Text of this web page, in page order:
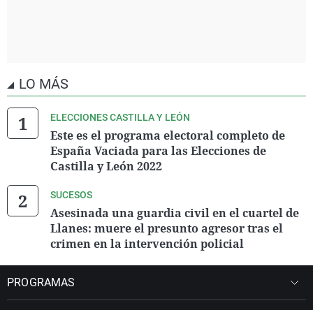
LO MÁS
ELECCIONES CASTILLA Y LEÓN
Este es el programa electoral completo de
España Vaciada para las Elecciones de
Castilla y León 2022
SUCESOS
Asesinada una guardia civil en el cuartel de
Llanes: muere el presunto agresor tras el
crimen en la intervención policial
PROGRAMAS